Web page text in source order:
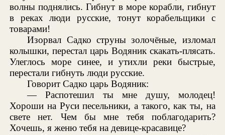
волны поднялись. Гибнут в море корабли, гибнут
в реках люди русские, тонут корабельщики с
товарами!
Изорвал Садко струны золочёные, изломал
колышки, перестал царь Водяник скакать-плясать.
Улеглось море синее, и утихли реки быстрые,
перестали гибнуть люди русские.
Говорит Садко царь Водяник:
— Распотешил ты мне душу, молодец!
Хороши на Руси песельники, а такого, как ты, на
свете нет. Чем бы мне тебя поблагодарить?
Хочешь, я женю тебя на девице-красавице?